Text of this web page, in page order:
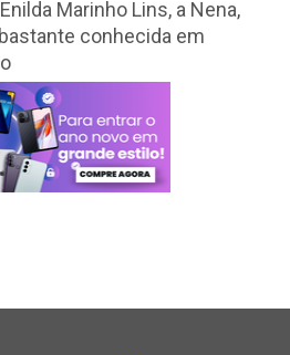
Marinho Lins, a Nena,
conhecida em